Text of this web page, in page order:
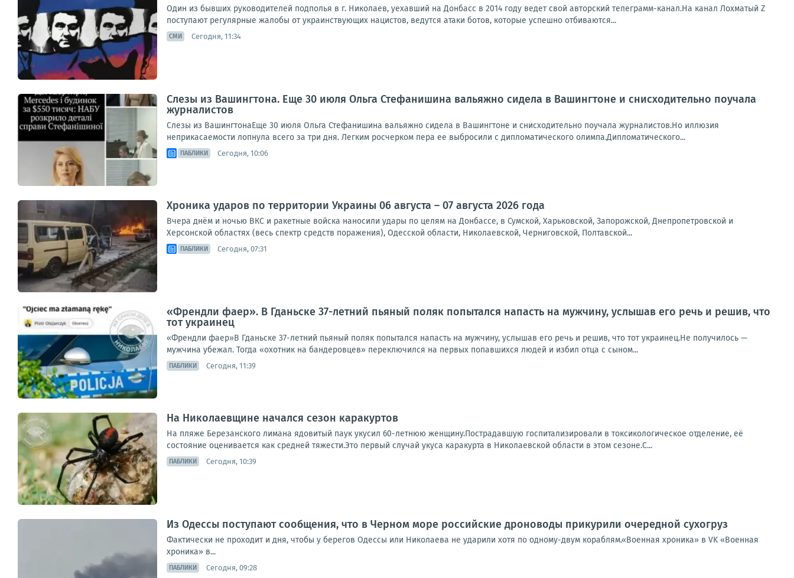
Один из бывших руководителей подполья в г. Николаев, уехавший на Донбасс в 2014 году ведет свой авторский телеграмм-канал.На канал Лохматый Z
поступают регулярные жалобы от украинствующих нацистов, ведутся атаки ботов, которые успешно отбиваются...
СМИ Сегодня, 11:34
Слезы из Вашингтона. Еще 30 июля Ольга Стефанишина вальяжно сидела в Вашингтоне и снисходительно поучала
журналистов
Слезы из ВашингтонаЕще 30 июля Ольга Стефанишина вальяжно сидела в Вашингтоне и снисходительно поучала журналистов.Но иллюзия
неприкасаемости лопнула всего за три дня. Легким росчерком пера ее выбросили с дипломатического олимпа.Дипломатического...
ПАБЛИКИ Сегодня, 10:06
Хроника ударов по территории Украины 06 августа – 07 августа 2026 года
Вчера днём и ночью ВКС и ракетные войска наносили удары по целям на Донбассе, в Сумской, Харьковской, Запорожской, Днепропетровской и
Херсонской областях (весь спектр средств поражения), Одесской области, Николаевской, Черниговской, Полтавской...
ПАБЛИКИ Сегодня, 07:31
«Френдли фаер». В Гданьске 37-летний пьяный поляк попытался напасть на мужчину, услышав его речь и решив, что
тот украинец
«Френдли фаер»В Гданьске 37-летний пьяный поляк попытался напасть на мужчину, услышав его речь и решив, что тот украинец.Не получилось —
мужчина убежал. Тогда «охотник на бандеровцев» переключился на первых попавшихся людей и избил отца с сыном...
ПАБЛИКИ Сегодня, 11:39
На Николаевщине начался сезон каракуртов
На пляже Березанского лимана ядовитый паук укусил 60-летнюю женщину.Пострадавшую госпитализировали в токсикологическое отделение, её
состояние оценивается как средней тяжести.Это первый случай укуса каракурта в Николаевской области в этом сезоне.С...
ПАБЛИКИ Сегодня, 10:39
Из Одессы поступают сообщения, что в Черном море российские дроноводы прикурили очередной сухогруз
Фактически не проходит и дня, чтобы у берегов Одессы или Николаева не ударили хотя по одному-двум кораблям.«Военная хроника» в VK «Военная
хроника» в...
ПАБЛИКИ Сегодня, 09:28